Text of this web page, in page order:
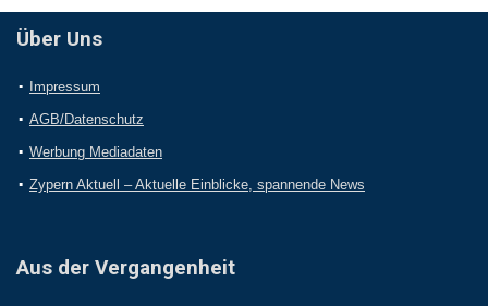
Über Uns
Impressum
AGB/Datenschutz
Werbung Mediadaten
Zypern Aktuell – Aktuelle Einblicke, spannende News
Aus der Vergangenheit